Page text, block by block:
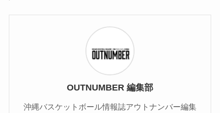
OUTNUMBER 編集部
沖縄バスケットボール情報誌アウトナンバー編集